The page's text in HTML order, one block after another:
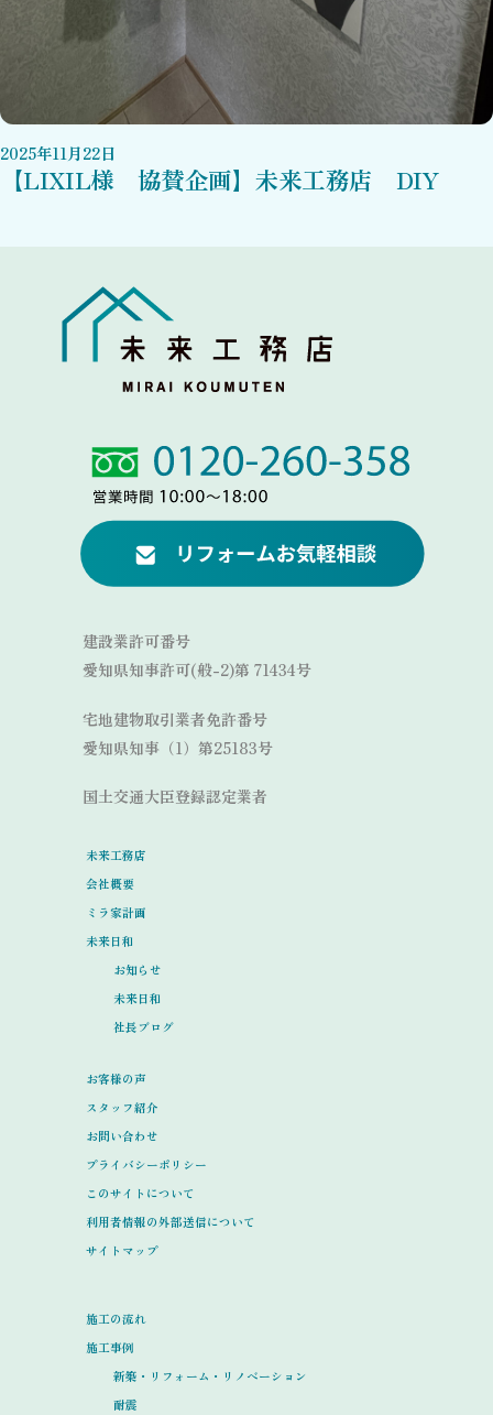
2025年11月22日
【LIXIL様 協賛企画】未来工務店 DIY
Link
Link
建設業許可番号
愛知県知事許可(般-2)第 71434号
宅地建物取引業者免許番号
愛知県知事（1）第25183号
国土交通大臣登録認定業者
未来工務店
会社概要
ミラ家計画
未来日和
お知らせ
未来日和
社長ブログ
お客様の声
スタッフ紹介
お問い合わせ
プライバシーポリシー
このサイトについて
利用者情報の外部送信について
サイトマップ
施工の流れ
施工事例
新築・リフォーム・リノベーション
耐震